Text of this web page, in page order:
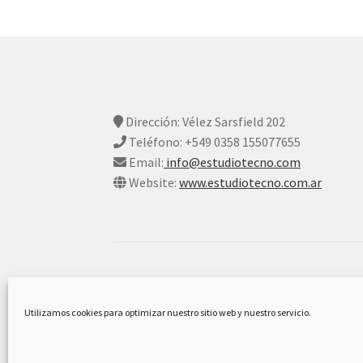
Utilizamos cookies para optimizar nuestro sitio web y nuestro servicio.
Dirección: Vélez Sarsfield 202
Teléfono: +549 0358 155077655
Email: info@estudiotecno.com
Website:www.estudiotecno.com.ar
Declaración De Privacidad Y Cookies